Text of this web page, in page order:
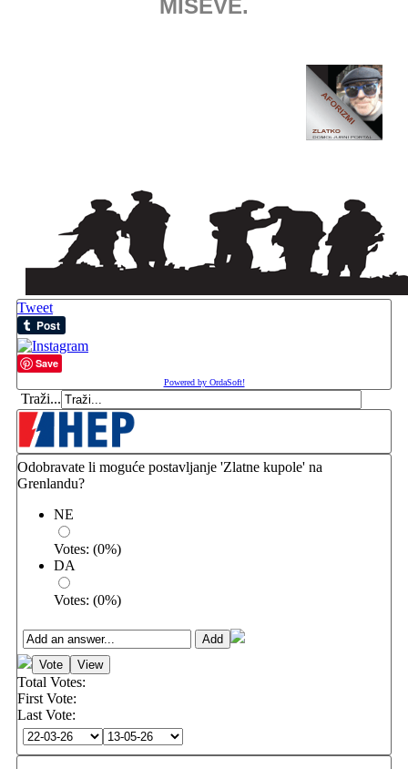
MIŠEVE.
Tweet
Save
Powered by OrdaSoft!
Traži...
Odobravate li moguće postavljanje 'Zlatne kupole' na
Grenlandu?
NE
Votes: (0%)
DA
Votes: (0%)
Total Votes:
First Vote:
Last Vote: